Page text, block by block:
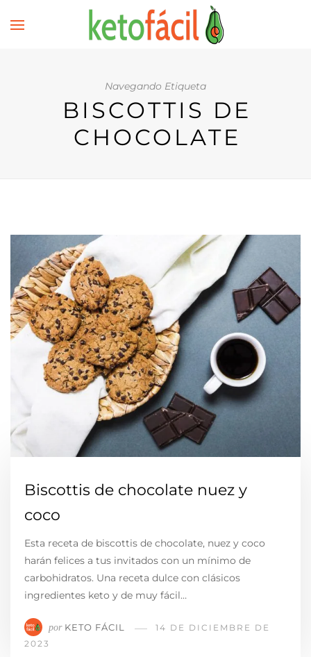
Navegando Etiqueta
BISCOTTIS DE
CHOCOLATE
Biscottis de chocolate nuez y
coco
Esta receta de biscottis de chocolate, nuez y coco
harán felices a tus invitados con un mínimo de
carbohidratos. Una receta dulce con clásicos
ingredientes keto y de muy fácil…
por KETO FÁCIL
14 DE DICIEMBRE DE
2023